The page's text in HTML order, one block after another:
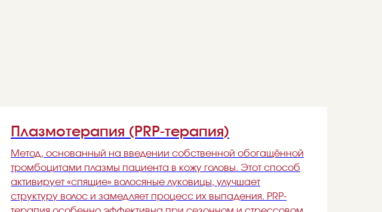
Плазмотерапия (PRP-терапия)
Метод, основанный на введении собственной обогащённой
тромбоцитами плазмы пациента в кожу головы. Этот способ
активирует «спящие» волосяные луковицы, улучшает
структуру волос и замедляет процесс их выпадения. PRP-